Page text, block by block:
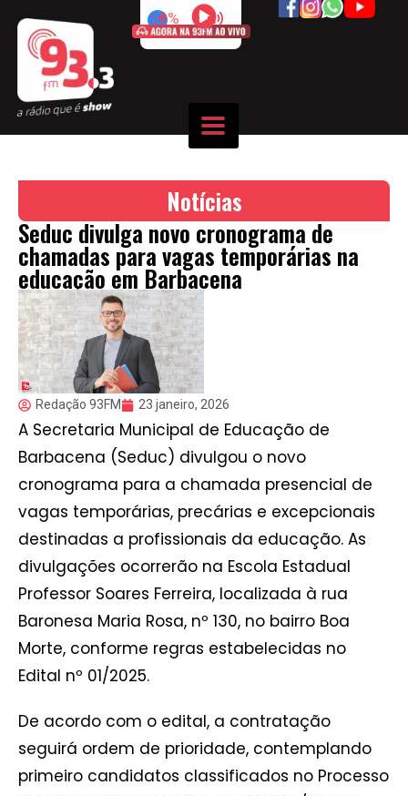
50%
Notícias
Seduc divulga novo cronograma de
chamadas para vagas temporárias na
educação em Barbacena
Redação 93FM 23 janeiro, 2026
A Secretaria Municipal de Educação de
Barbacena (Seduc) divulgou o novo
cronograma para a chamada presencial de
vagas temporárias, precárias e excepcionais
destinadas a profissionais da educação. As
divulgações ocorrerão na Escola Estadual
Professor Soares Ferreira, localizada à rua
Baronesa Maria Rosa, nº 130, no bairro Boa
Morte, conforme regras estabelecidas no
Edital nº 01/2025.
De acordo com o edital, a contratação
seguirá ordem de prioridade, contemplando
primeiro candidatos classificados no Processo